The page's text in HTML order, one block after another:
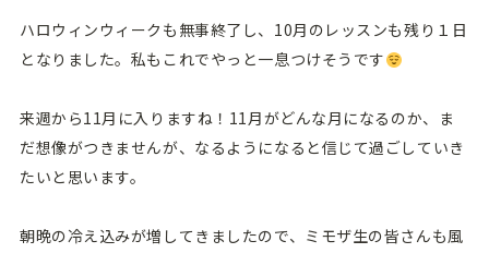
ハロウィンウィークも無事終了し、10月のレッスンも残り１日
となりました。私もこれでやっと一息つけそうです
来週から11月に入りますね！11月がどんな月になるのか、ま
だ想像がつきませんが、なるようになると信じて過ごしていき
たいと思います。
朝晩の冷え込みが増してきましたので、ミモザ生の皆さんも風